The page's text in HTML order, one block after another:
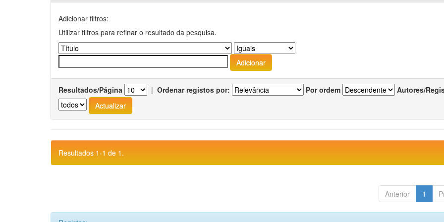
Adicionar filtros:
Utilizar filtros para refinar o resultado da pesquisa.
Resultados/Página | Ordenar registos por: Por ordem Autores/
Resultados 1-1 de 1.
Anterior 1